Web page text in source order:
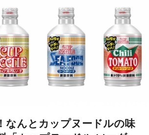
なんとカップヌードルの味